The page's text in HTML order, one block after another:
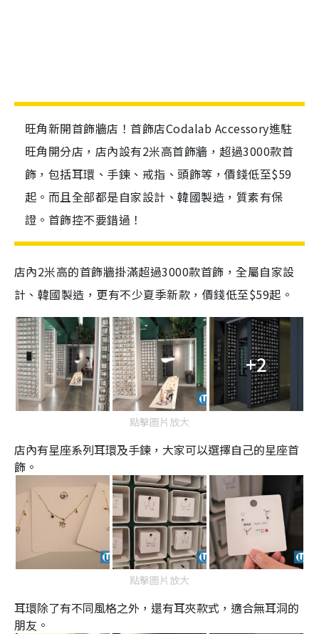
旺角新開首飾牆店！首飾店Codalab Accessory進駐
旺角開分店，店內設有2米高首飾牆，超過3000款首
飾，包括耳環、手鍊、戒指、頭飾等，價錢低至$59
起。而且全部都是自家設計、韓國製造，質素有保
證。首飾控不要錯過！
店內2米高的首飾牆掛滿超過3000款首飾，全屬自家設
計、韓國製造，更有不少夏季新款，價錢低至$59起。
+2
點擊圖片放大
店內有星座系列耳環及手鍊，大家可以選擇自己的星座首
飾。
點擊圖片放大
耳環除了有不同風格之外，還有耳夾款式，適合無耳洞的
朋友。